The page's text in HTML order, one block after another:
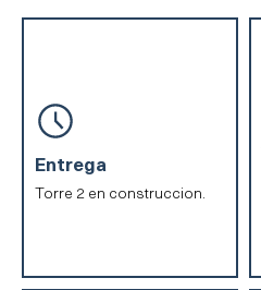
Entrega
Torre 2 en construccion.